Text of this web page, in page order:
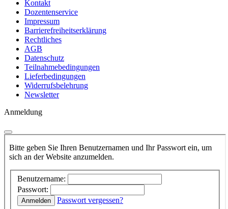
Kontakt
Dozentenservice
Impressum
Barrierefreiheitserklärung
Rechtliches
AGB
Datenschutz
Teilnahmebedingungen
Lieferbedingungen
Widerrufsbelehrung
Newsletter
Anmeldung